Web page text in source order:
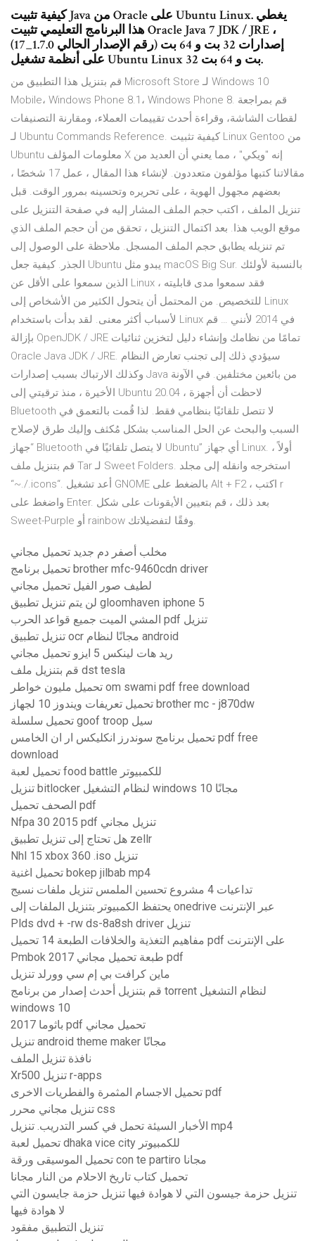
كيفية تثبيت Java من Oracle على Ubuntu Linux. يغطي
هذا البرنامج التعليمي تثبيت Oracle Java 7 JDK / JRE ،
إصدارات 32 بت و 64 بت (رقم الإصدار الحالي 1.7.0_17)
على أنظمة تشغيل Ubuntu Linux 32 بت و 64 بت.
قم بتنزيل هذا التطبيق من Microsoft Store لـ Windows 10
Mobile، Windows Phone 8.1، Windows Phone 8. قم بمراجعة
لقطات الشاشة، وقراءة أحدث تقييمات العملاء، ومقارنة التصنيفات
لـ Ubuntu Commands Reference. كيفية تثبيت Linux Gentoo من
Ubuntu معلومات المؤلف X إنه "ويكي" ، مما يعني أن العديد من
مقالاتنا كتبها مؤلفون متعددون. لإنشاء هذا المقال ، عمل 17 شخصًا ،
بعضهم مجهول الهوية ، على تحريره وتحسينه بمرور الوقت. قبل
تنزيل الملف ، اكتب حجم الملف المشار إليه في صفحة التنزيل على
موقع الويب هذا. بعد اكتمال التنزيل ، تحقق من أن حجم الملف الذي
تم تنزيله يطابق حجم الملف المسجل. ملاحظة على الوصول إلى
الجذر. كيفية جعل Ubuntu يبدو مثل macOS Big Sur. بالنسبة لأولئك
الذين سمعوا على الأقل عن Linux ، فقد سمعوا مدى قابليته
للتخصيص. من المحتمل أن يتحول الكثير من الأشخاص إلى Linux
لأسباب أكثر معنى. لقد بدأت باستخدام Linux في 2014 لأنني … قم
بإزالة OpenJDK / JRE تمامًا من نظامك وإنشاء دليل لتخزين ثنائيات
Oracle Java JDK / JRE. سيؤدي ذلك إلى تجنب تعارض النظام
وكذلك الارتباك بسبب إصدارات Java من بائعين مختلفين. في الآونة
الأخيرة ، منذ ترقيتي إلى Ubuntu 20.04 ، لاحظت أن أجهزة
Bluetooth لا تتصل تلقائيًا بنظامي فقط. لذا قُمت بالتعمق في
السبب والبحث عن الحل المناسب بشكل مُكثف وإليك طرق لإصلاح
“جهاز Bluetooth لا يتصل تلقائيًا في Ubuntu” أي جهاز Linux. أولاً ،
قم بتنزيل ملف Tar لـ Sweet Folders. استخرجه وانقله إلى مجلد
“~./.icons“. أعد تشغيل GNOME بالضغط على Alt + F2 ، اكتب r
واضغط على Enter. بعد ذلك ، قم بتعيين الأيقونات على شكل
Sweet-Purple أو rainbow وفقًا لتفضيلاتك.
مخلب أصفر دم جديد تحميل مجاني
تحميل برنامج brother mfc-9460cdn driver
لطيف صور الفيل تحميل مجاني
لن يتم تنزيل تطبيق gloomhaven iphone 5
المشي الميت جميع قواعد الحرب pdf تنزيل
تنزيل تطبيق ocr مجانًا لنظام android
ريد هات لينكس 5 ايزو تحميل مجاني
قم بتنزيل ملف dst tesla
تحميل مليون خواطر om swami pdf free download
تحميل تعريفات ويندوز 10 لجهاز brother mc - j870dw
تحميل سلسلة goof troop سيل
تحميل برنامج سوندرز انكليكس ار ان الخامس pdf free
download
تحميل لعبة food battle للكمبيوتر
تنزيل bitlocker لنظام التشغيل windows 10 مجانًا
الصحف تحميل pdf
Nfpa 30 2015 pdf تنزيل مجاني
هل تحتاج إلى تنزيل تطبيق zellr
Nhl 15 xbox 360 .iso تنزيل
تحميل اغنية bokep jilbab mp4
تداعيات 4 مشروع تحسين الملمس تنزيل ملفات نسيج
يحتفظ الكمبيوتر بتنزيل الملفات إلى onedrive عبر الإنترنت
Plds dvd + -rw ds-8a8sh driver تنزيل
مفاهيم التغذية والخلافات الطبعة 14 تحميل pdf على الإنترنت
Pmbok 2017 طبعة تحميل مجاني pdf
ماين كرافت بي إم سي وورلد تنزيل
قم بتنزيل أحدث إصدار من برنامج torrent لنظام التشغيل
windows 10
باثوما 2017 pdf تحميل مجاني
تنزيل android theme maker مجانًا
نافذة تنزيل الملف
Xr500 تنزيل r-apps
تحميل الاجسام المثمرة والفطريات الاخرى pdf
تنزيل مجاني محرر css
الأخبار السيئة تحمل في كسر التدريب. تنزيل mp4
تحميل لعبة dhaka vice city للكمبيوتر
تحميل الموسيقى ورقة con te partiro مجانا
تحميل كتاب تاريخ الاحلام من النار مجانا
تنزيل حزمة جيسون التي لا هوادة فيها تنزيل حزمة جايسون التي
لا هوادة فيها
تنزيل التطبيق مفقود